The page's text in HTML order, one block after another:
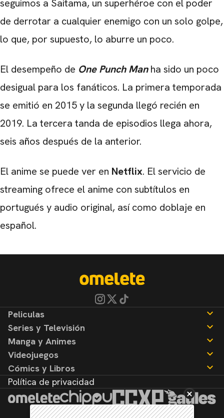
seguimos a Saitama, un superhéroe con el poder
de derrotar a cualquier enemigo con un solo golpe,
lo que, por supuesto, lo aburre un poco.
El desempeño de One Punch Manha sido un poco
desigual para los fanáticos. La primera temporada
se emitió en 2015 y la segunda llegó recién en
2019. La tercera tanda de episodios llega ahora,
seis años después de la anterior.
El anime se puede ver en Netflix. El servicio de
streaming ofrece el anime con subtítulos en
portugués y audio original, así como doblaje en
español.
Peliculas
Noticias
Reseñas
Series y Televisión
Noticias
Reseñas
Manga y Animes
Noticias
Reseñas
Videojuegos
Noticias
Reseñas
Cómics y Libros
Noticias
Reseñas
Política de privacidad